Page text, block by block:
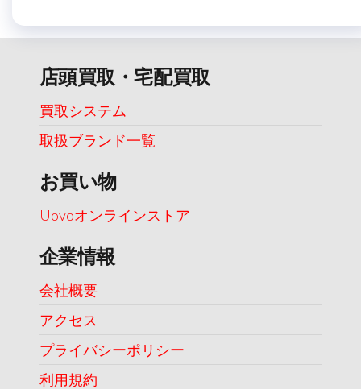
店頭買取・宅配買取
買取システム
取扱ブランド一覧
お買い物
Uovoオンラインストア
企業情報
会社概要
アクセス
プライバシーポリシー
利用規約